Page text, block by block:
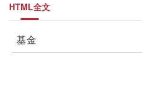
HTML全文
基金